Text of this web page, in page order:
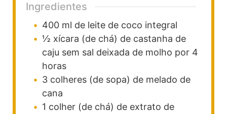
Ingredientes
400 ml de leite de coco integral
½ xícara (de chá) de castanha de
caju sem sal deixada de molho por 4
horas
3 colheres (de sopa) de melado de
cana
1 colher (de chá) de extrato de